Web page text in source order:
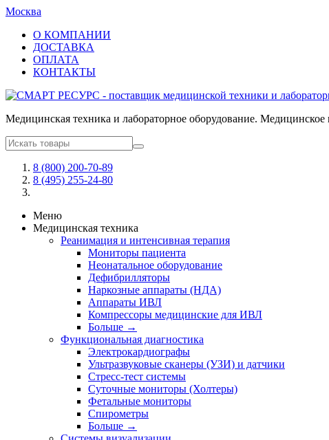
Москва
О КОМПАНИИ
ДОСТАВКА
ОПЛАТА
КОНТАКТЫ
Медицинская техника и лабораторное оборудование. Медицинское
8 (800) 200-70-89
8 (495) 255-24-80
Меню
Медицинская техника
Реанимация и интенсивная терапия
Мониторы пациента
Неонатальное оборудование
Дефибрилляторы
Наркозные аппараты (НДА)
Аппараты ИВЛ
Компрессоры медицинские для ИВЛ
Больше →
Функциональная диагностика
Электрокардиографы
Ультразвуковые сканеры (УЗИ) и датчики
Стресс-тест системы
Суточные мониторы (Холтеры)
Фетальные мониторы
Спирометры
Больше →